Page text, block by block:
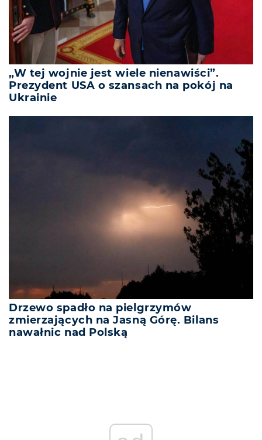
„W tej wojnie jest wiele nienawiści”.
Prezydent USA o szansach na pokój na
Ukrainie
Drzewo spadło na pielgrzymów
zmierzających na Jasną Górę. Bilans
nawałnic nad Polską